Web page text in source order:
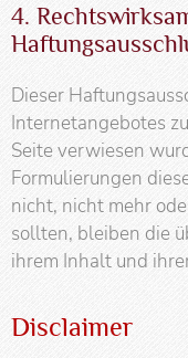
4.
Dieser
Internetangebotes
Seite verwiesen
Formulierungen
nicht, nicht mehr
sollten, bleiben die
ihrem Inhalt und
Disclaimer